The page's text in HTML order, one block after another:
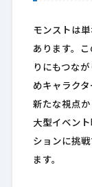
モンストは
あります。
りにもつな
めキャラク
新たな視点か
大型イベン
ションに挑
ます。